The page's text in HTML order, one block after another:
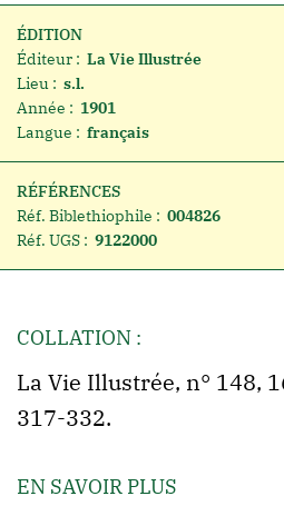
ÉDITION
Éditeur : La Vie Illustrée
Lieu : s.l.
Année : 1901
Langue : français
RÉFÉRENCES
Réf. Biblethiophile : 004826
Réf. UGS : 9122000
COLLATION :
La Vie Illustrée, n° 148,
317-332.
EN SAVOIR PLUS